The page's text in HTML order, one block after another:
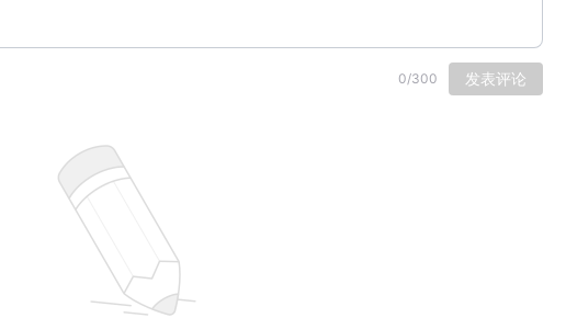
0/300 发表评论